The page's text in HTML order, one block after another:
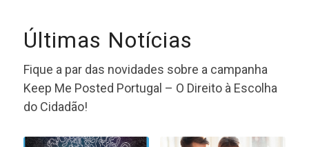
Últimas Notícias
Fique a par das novidades sobre a campanha
Keep Me Posted Portugal – O Direito à Escolha
do Cidadão!